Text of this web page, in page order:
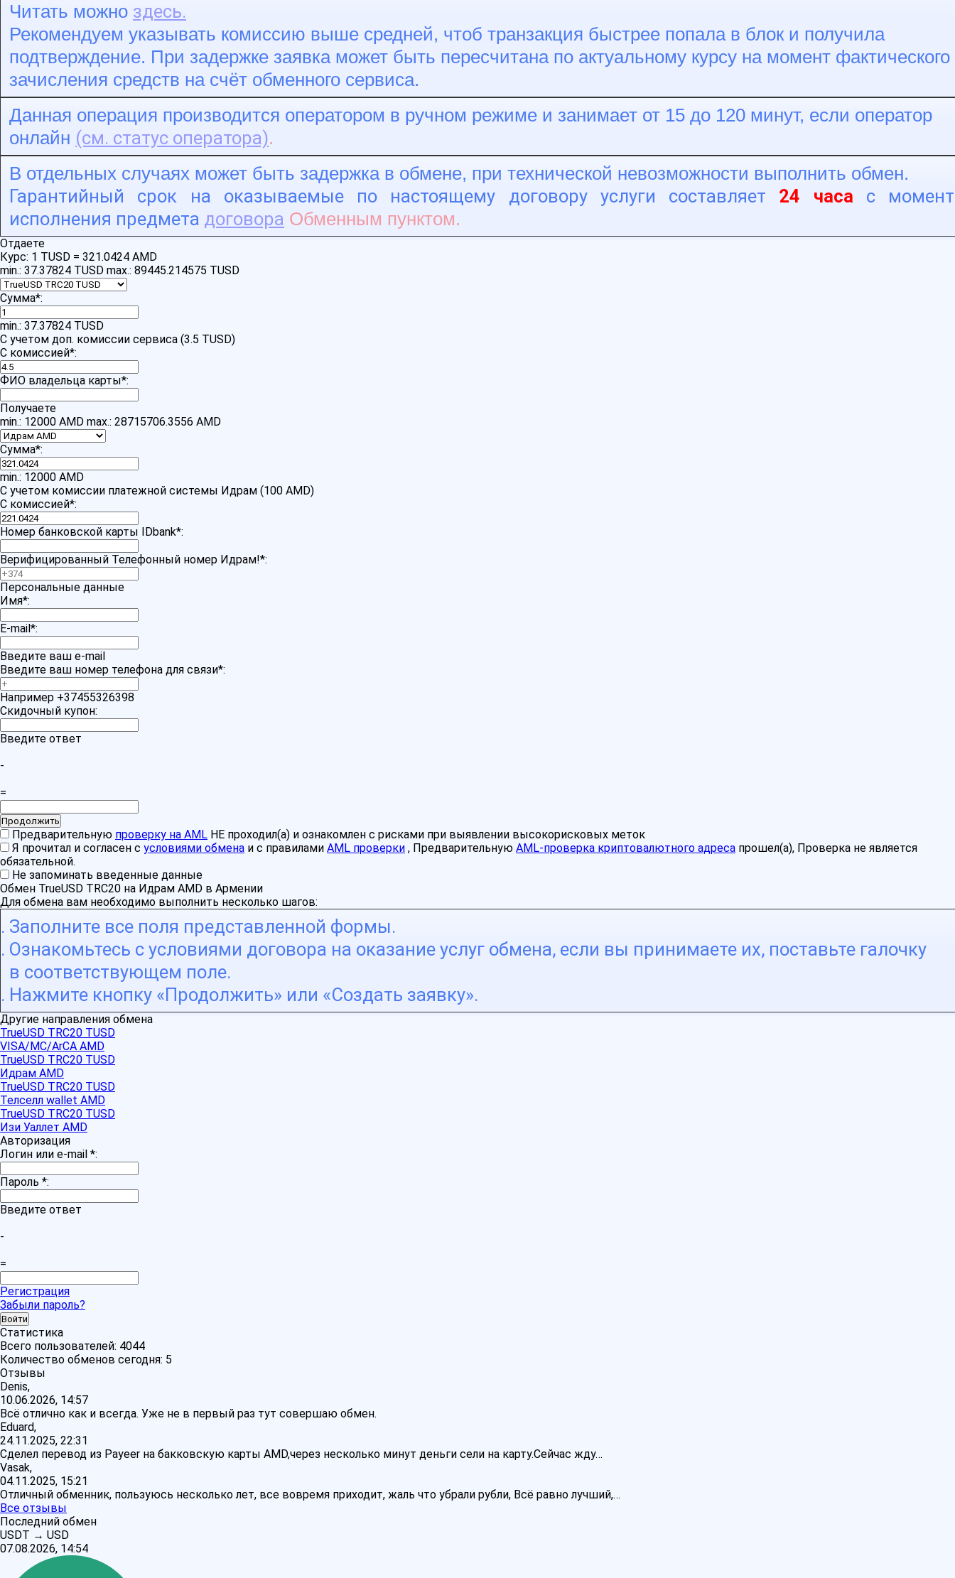
Читать можно здесь.
Рекомендуем указывать комиссию выше средней, чтоб транзакция быстрее попала в блок и получила
подтверждение. При задержке заявка может быть пересчитана по актуальному курсу на момент фактического
зачисления средств на счёт обменного сервиса.
Данная операция производится оператором в ручном режиме и занимает от 15 до 120 минут, если оператор
онлайн (см. статус оператора).
В отдельных случаях может быть задержка в обмене, при технической невозможности выполнить обмен.
Гарантийный срок на оказываемые по настоящему договору услуги составляет 24 часа с
исполнения предмета договора Обменным пунктом.
Отдаете
Курс: 1 TUSD = 321.0424 AMD
min.: 37.37824 TUSD max.: 89445.214575 TUSD
Сумма*:
min.: 37.37824 TUSD
С учетом доп. комиссии сервиса (3.5 TUSD)
С комиссией*:
ФИО владельца карты*:
Получаете
min.: 12000 AMD max.: 28715706.3556 AMD
Сумма*:
min.: 12000 AMD
С учетом комиссии платежной системы Идрам (100 AMD)
С комиссией*:
Номер банковской карты IDbank*:
Верифицированный Телефонный номер Идрам!*:
Персональные данные
Имя*:
E-mail*:
Введите ваш e-mail
Введите ваш номер телефона для связи*:
Например +37455326398
Скидочный купон:
Введите ответ
-
=
Предварительную проверку на AML НЕ проходил(а) и ознакомлен с рисками при выявлении высокорисковых меток
Я прочитал и согласен с условиями обмена и с правилами AML проверки , Предварительную AML-проверка криптовалютного адреса прошел(а), Проверка не является
обязательной.
Не запоминать введенные данные
Обмен TrueUSD TRC20 на Идрам AMD в Армении
Для обмена вам необходимо выполнить несколько шагов:
Заполните все поля представленной формы.
Ознакомьтесь с условиями договора на оказание услуг обмена, если вы принимаете их, поставьте галочку
в соответствующем поле.
Нажмите кнопку «Продолжить» или «Создать заявку».
Другие направления обмена
TrueUSD TRC20 TUSD
VISA/MC/ArCA AMD
TrueUSD TRC20 TUSD
Идрам AMD
TrueUSD TRC20 TUSD
Телселл wallet AMD
TrueUSD TRC20 TUSD
Изи Уаллет AMD
Авторизация
Логин или e-mail *:
Пароль *:
Введите ответ
-
=
Регистрация
Забыли пароль?
Статистика
Всего пользователей: 4044
Количество обменов сегодня: 5
Отзывы
Denis,
10.06.2026, 14:57
Всё отлично как и всегда. Уже не в первый раз тут совершаю обмен.
Eduard,
24.11.2025, 22:31
Сделел перевод из Payeer на бакковскую карты AMD,через несколько минут деньги сели на карту.Сейчас жду…
Vasak,
04.11.2025, 15:21
Отличный обменник, пользуюсь несколько лет, все вовремя приходит, жаль что убрали рубли, Всё равно лучший,…
Все отзывы
Последний обмен
USDT → USD
07.08.2026, 14:54